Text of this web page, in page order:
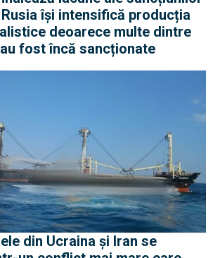
își intensifică producția
deoarece multe dintre
fost încă sancționate
din Ucraina și Iran se